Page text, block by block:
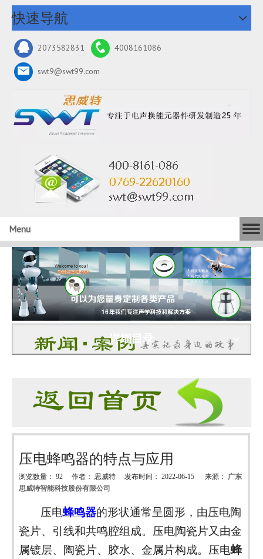
快速导航
2073582831 4008161086
swt9@swt99.com
Menu
详细目录
压电蜂鸣器的特点与应用
浏览数量： 92 作者： 思威特 发布时间： 2022-06-15 来源： 广东
思威特智能科技股份有限公司
压电蜂鸣器的形状通常呈圆形，由压电陶
瓷片、引线和共鸣腔组成。压电陶瓷片又由金
属镀层、陶瓷片、胶水、金属片构成。压电蜂